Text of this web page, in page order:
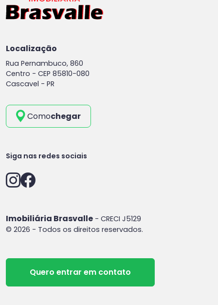
Localização
Rua Pernambuco, 860
Centro - CEP 85810-080
Cascavel - PR
Comochegar
Siga nas redes sociais
Imobiliária Brasvalle - CRECI J5129
© 2026 - Todos os direitos reservados.
Quero entrar em contato